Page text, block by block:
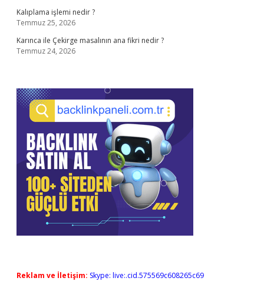
Kalıplama işlemi nedir ?
Temmuz 25, 2026
Karınca ile Çekirge masalının ana fikri nedir ?
Temmuz 24, 2026
Reklam ve İletişim: Skype: live:.cid.575569c608265c69